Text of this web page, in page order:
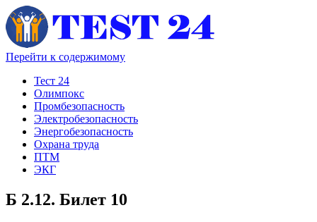
Перейти к содержимому
Тест 24
Олимпокс
Промбезопасность
Электробезопасность
Энергобезопасность
Охрана труда
ПТМ
ЭКГ
Б 2.12. Билет 10